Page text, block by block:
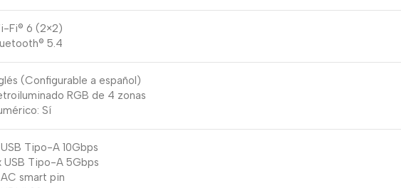
Fi® 6 (2×2)
5.4
(Configurable a español)
RGB de 4 zonas
Sí
USB Tipo-A 10Gbps
USB Tipo-A 5Gbps
AC smart pin